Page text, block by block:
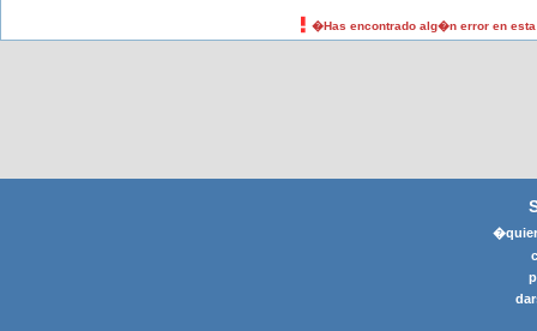
�Has encontrado alg�n error en